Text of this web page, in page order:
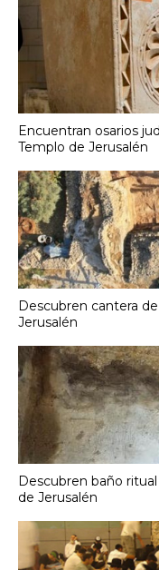
Encuentran osarios
Templo de Jerusalén
Descubren cantera
Jerusalén
Descubren baño
de Jerusalén